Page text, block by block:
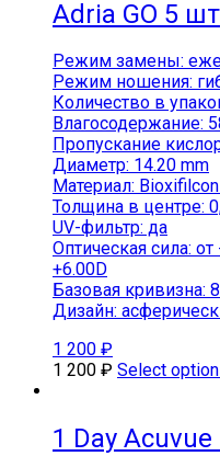
Adria GO 5 шт
Режим замены:
Режим ношения:
Количество в
Влагосодержание:
Пропускание
Диаметр: 14.20 mm
Материал:
Толщина в центре:
UV-фильтр: да
Оптическая сила:
+6.00D
Базовая кривизна:
Дизайн:
1 200 ₽
1 200 ₽ Select
1 Day